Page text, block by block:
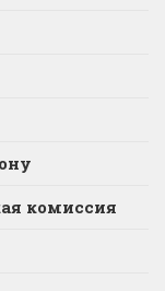
комиссия